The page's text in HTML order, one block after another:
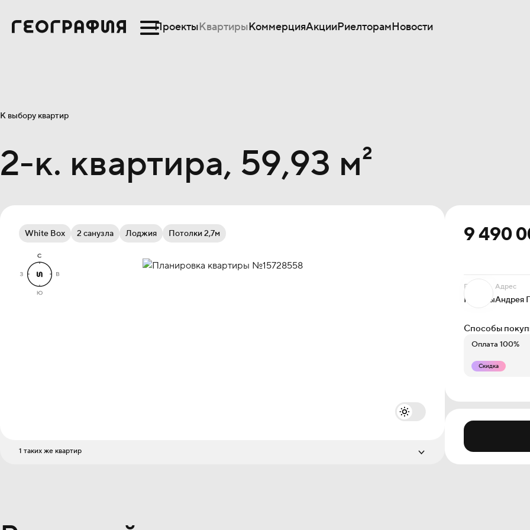
ПроектыКвартирыКоммерцияАкцииРиелторамНовости
К выбору квартир
2-к. квартира, 59,93 м²
White Box 2 санузла Лоджия Потолки 2,7м
1 таких же квартир
9 490
Проект
Мотивы
Адрес
Андрея
Способы
Оплата 100%
Скидка